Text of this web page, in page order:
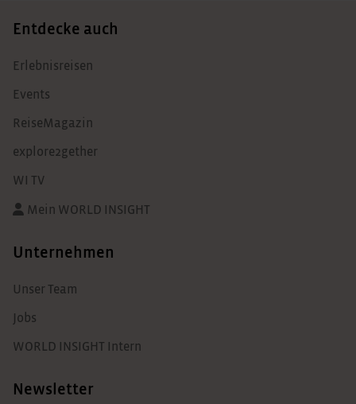
Entdecke auch
Erlebnisreisen
Events
ReiseMagazin
explore2gether
WI TV
Mein WORLD INSIGHT
Unternehmen
Unser Team
Jobs
WORLD INSIGHT Intern
Newsletter